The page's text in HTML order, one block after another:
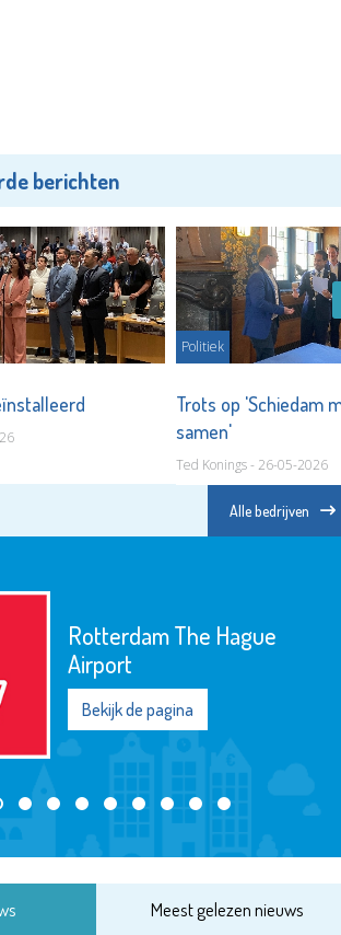
berichten
Politiek
Trots op 'Schiedam
samen'
Ted Konings - 26-05-2026
Alle bedrijven
Rotterdam The Hague
Airport
Bekijk de pagina
Meest gelezen nieuws